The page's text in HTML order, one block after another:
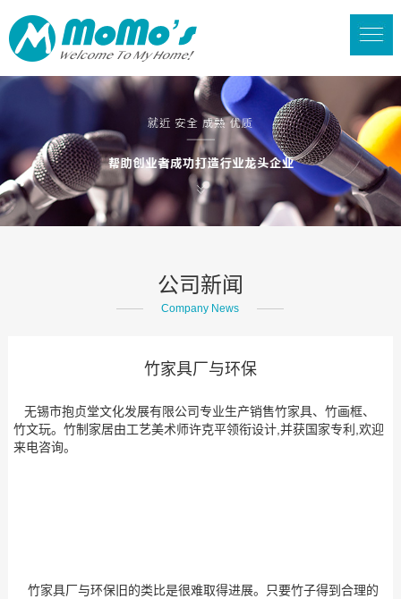
公司新闻
Company News
竹家具厂与环保
无锡市抱贞堂文化发展有限公司专业生产销售竹家具、竹画框、
竹文玩。竹制家居由工艺美术师许克平领衔设计,并获国家专利,欢迎
来电咨询。
竹家具厂与环保旧的类比是很难取得进展。只要竹子得到合理的